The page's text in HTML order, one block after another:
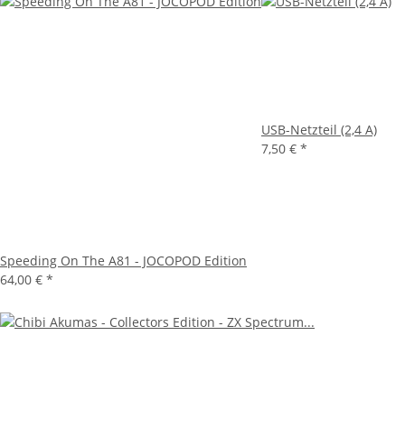
Speeding On The A81 - JOCOPOD Edition
64,00 € *
USB-Netzteil (2,4 A)
7,50 € *